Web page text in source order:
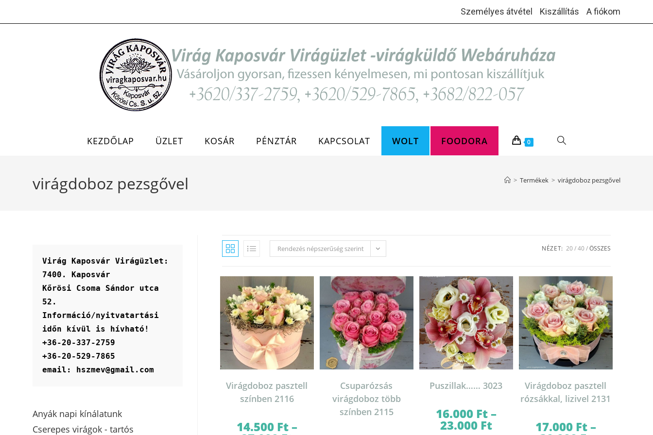
Személyes átvétel Kiszállítás A fiókom
KEZDŐLAP ÜZLET KOSÁR PÉNZTÁR KAPCSOLAT WOLT FOODORA 0 TOGGLE
virágdoboz pezsgővel > Termékek > virágdoboz pezsgővel
Rendezés népszerűség szerint NÉZET: 20 40 ÖSSZES
Virágdoboz pasztell
színben 2116
14.500 Ft–
Csuparózsás
virágdoboz több
színben 2115
Puszillak…… 3023
16.000 Ft–
23.000 FtÁrtartomány:
16.000 Ft
Virágdoboz pasztell
rózsákkal, lizivel 2131
17.000 Ft–
Virág Kaposvár Virágüzlet:
7400. Kaposvár
Kőrösi Csoma Sándor utca
52.
Információ/nyitvatartási
időn kívül is hívható!
+36-20-337-2759
+36-20-529-7865
email: hszmev@gmail.com
Anyák napi kínálatunk
Cserepes virágok - tartós